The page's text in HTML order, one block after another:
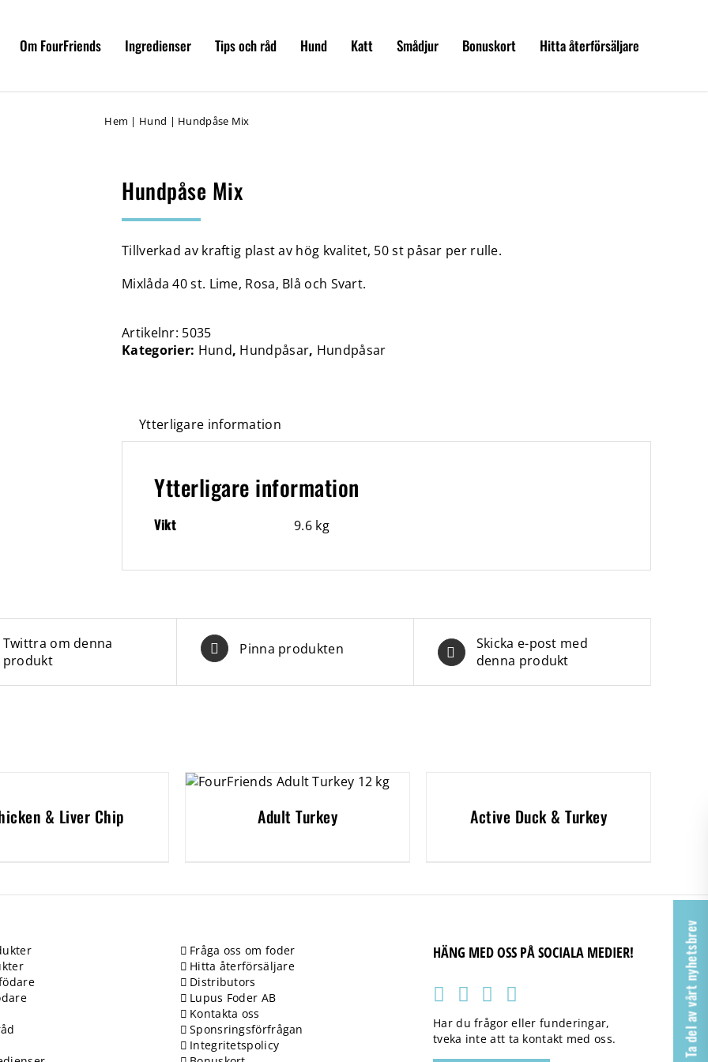
Ta del av vårt nyhetsbrev
Om FourFriends Ingredienser Tips och råd Hund Katt Smådjur Bonuskort Hitta återförsäljare
Hem | Hund | Hundpåse Mix
Hundpåse Mix
Tillverkad av kraftig plast av hög kvalitet, 50 st påsar per rulle.
Mixlåda 40 st. Lime, Rosa, Blå och Svart.
Artikelnr: 5035
Kategorier: Hund, Hundpåsar, Hundpåsar
Ytterligare information
Ytterligare information
Vikt 9.6 kg
Twittra om denna
produkt
Pinna produkten
Skicka e-post med
denna produkt
& Liver Chip Adult Turkey Active Duck & Turkey
Fråga oss om foder
Hitta återförsäljare
Distributors
Lupus Foder AB
Kontakta oss
Sponsringsförfrågan
Integritetspolicy
HÄNG MED OSS PÅ SOCIALA MEDIER!
Har du frågor eller funderingar,
tveka inte att ta kontakt med oss.